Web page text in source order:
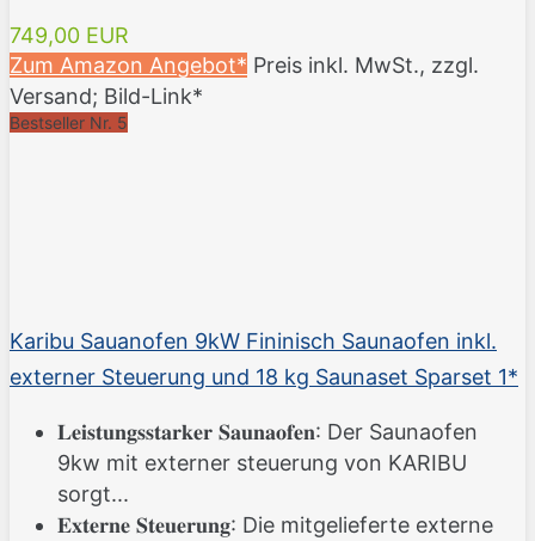
749,00 EUR
Zum Amazon Angebot* Preis inkl. MwSt., zzgl.
Versand; Bild-Link*
Bestseller Nr. 5
Karibu Sauanofen 9kW Fininisch Saunaofen inkl.
externer Steuerung und 18 kg Saunaset Sparset 1*
𝐋𝐞𝐢𝐬𝐭𝐮𝐧𝐠𝐬𝐬𝐭𝐚𝐫𝐤𝐞𝐫 𝐒𝐚𝐮𝐧𝐚𝐨𝐟𝐞𝐧: Der Saunaofen
9kw mit externer steuerung von KARIBU
sorgt...
𝐄𝐱𝐭𝐞𝐫𝐧𝐞 𝐒𝐭𝐞𝐮𝐞𝐫𝐮𝐧𝐠: Die mitgelieferte externe